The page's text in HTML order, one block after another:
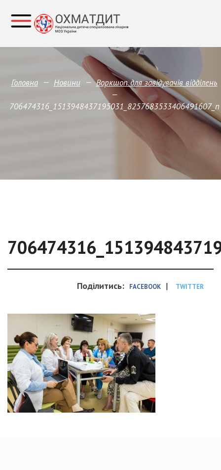
Головна — Новини — Воркшоп для завідувачів відділень
—
706474316_1513948437195031_8257683533406491607_n
Поділитись: FACEBOOK | TWITTER